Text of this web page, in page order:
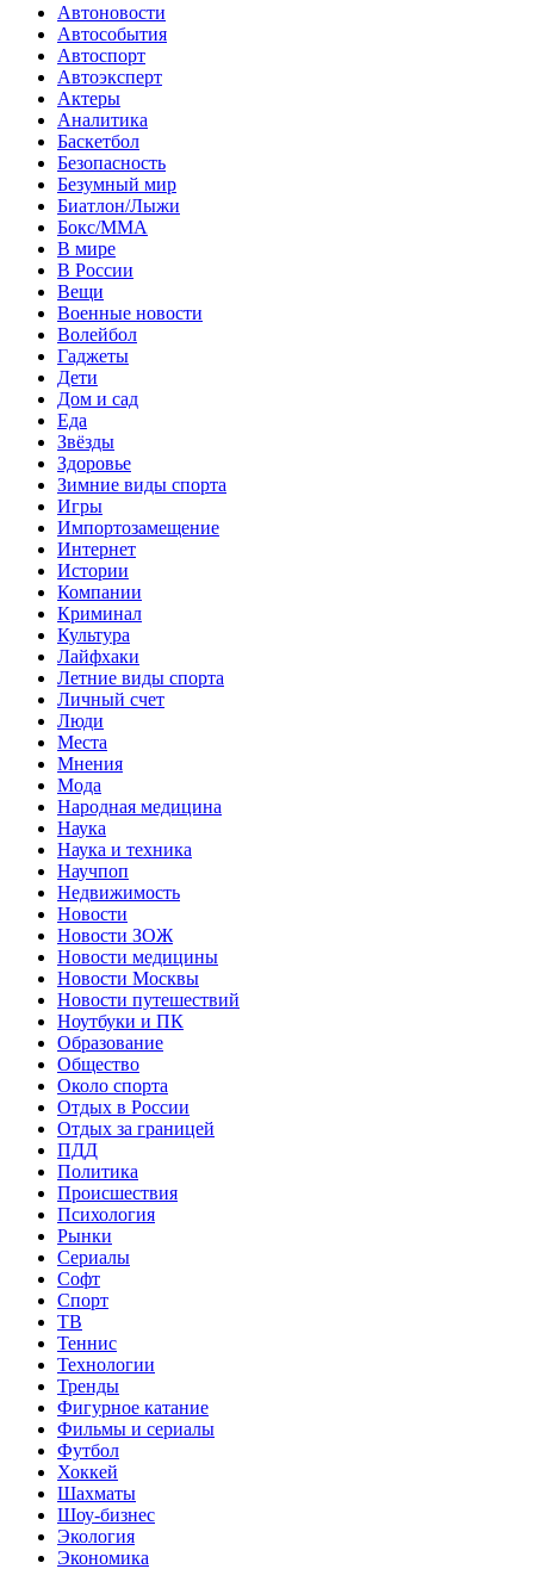
Автоновости
Автособытия
Автоспорт
Автоэксперт
Актеры
Аналитика
Баскетбол
Безопасность
Безумный мир
Биатлон/Лыжи
Бокс/MMA
В мире
В России
Вещи
Военные новости
Волейбол
Гаджеты
Дети
Дом и сад
Еда
Звёзды
Здоровье
Зимние виды спорта
Игры
Импортозамещение
Интернет
Истории
Компании
Криминал
Культура
Лайфхаки
Летние виды спорта
Личный счет
Люди
Места
Мнения
Мода
Народная медицина
Наука
Наука и техника
Научпоп
Недвижимость
Новости
Новости ЗОЖ
Новости медицины
Новости Москвы
Новости путешествий
Ноутбуки и ПК
Образование
Общество
Около спорта
Отдых в России
Отдых за границей
ПДД
Политика
Происшествия
Психология
Рынки
Сериалы
Софт
Спорт
ТВ
Теннис
Технологии
Тренды
Фигурное катание
Фильмы и сериалы
Футбол
Хоккей
Шахматы
Шоу-бизнес
Экология
Экономика